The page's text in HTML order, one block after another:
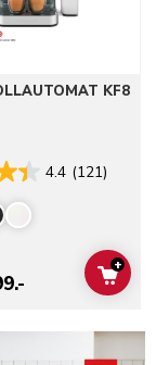
KF8
4.4 (121)
ADD
+